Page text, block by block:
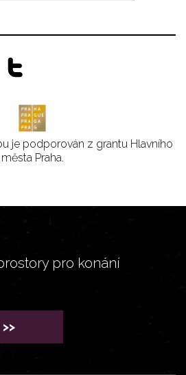
je podporován z grantu Hlavního
města Praha.
pro konání